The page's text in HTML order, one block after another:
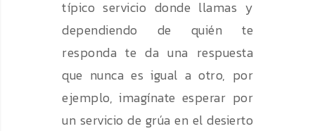
típico servicio donde llamas y
dependiendo de quién te
responda te da una respuesta
que nunca es igual a otro, por
ejemplo, imagínate esperar por
un servicio de grúa en el desierto